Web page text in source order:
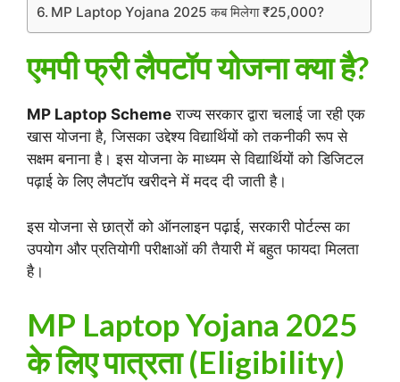
MP Laptop Yojana 2025 कब मिलेगा ₹25,000?
एमपी फ्री लैपटॉप योजना क्या है?
MP Laptop Scheme राज्य सरकार द्वारा चलाई जा रही एक
खास योजना है, जिसका उद्देश्य विद्यार्थियों को तकनीकी रूप से
सक्षम बनाना है। इस योजना के माध्यम से विद्यार्थियों को डिजिटल
पढ़ाई के लिए लैपटॉप खरीदने में मदद दी जाती है।
इस योजना से छात्रों को ऑनलाइन पढ़ाई, सरकारी पोर्टल्स का
उपयोग और प्रतियोगी परीक्षाओं की तैयारी में बहुत फायदा मिलता
है।
MP Laptop Yojana 2025
के लिए पात्रता (Eligibility)